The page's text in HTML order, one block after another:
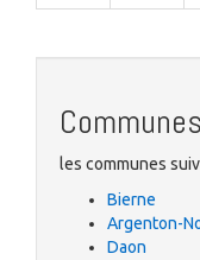
les communes
Bierne
Argenton-
Daon